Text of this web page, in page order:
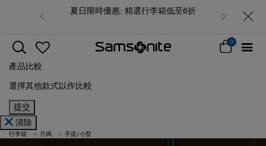
夏日限時優惠: 精選行李箱低至6折
產品比較
清除
行李箱